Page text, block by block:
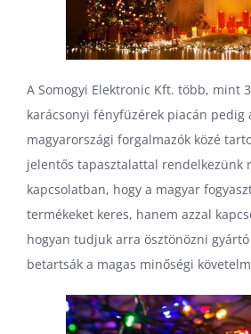
A Somogyi Elektronic Kft. több, mint
karácsonyi fényfüzérek piacán pedig
magyarországi forgalmazók közé
jelentős tapasztalattal rendelkezünk
kapcsolatban, hogy a magyar
termékeket keres, hanem azzal
hogyan tudjuk arra ösztönözni
betartsák a magas minőségi